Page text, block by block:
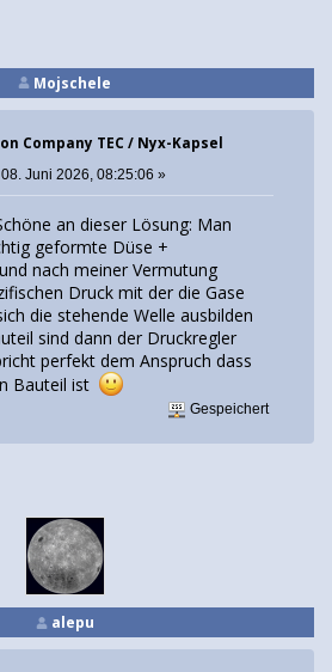
Mojschele
Company TEC / Nyx-Kapsel
08. Juni 2026, 08:25:06 »
an dieser Lösung: Man
geformte Düse +
nach meiner Vermutung
Druck mit der die Gase
die stehende Welle ausbilden
sind dann der Druckregler
perfekt dem Anspruch dass
Bauteil ist
Gespeichert
alepu